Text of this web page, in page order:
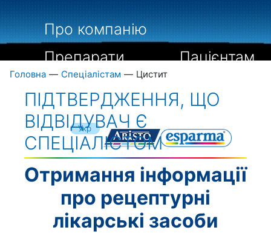
Про компанію
Препарати
Пацієнтам
Спеціалістам
Бібліографія
Контакти
Укр
Рус
Eng
Головна — Спеціалістам — Цистит
ПІДТВЕРДЖЕННЯ, ЩО
ВІДВІДУВАЧ Є
СПЕЦІАЛІСТОМ
Отримання інформації
про рецептурні
лікарські засоби